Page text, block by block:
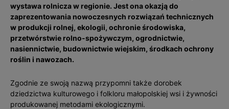
wystawa rolnicza w regionie. Jest ona okazją do
zaprezentowania nowoczesnych rozwiązań technicznych
w produkcji rolnej, ekologii, ochronie środowiska,
przetwórstwie rolno-spożywczym, ogrodnictwie,
nasiennictwie, budownictwie wiejskim, środkach ochrony
roślin i nawozach.
Zgodnie ze swoją nazwą przypomni także dorobek
dziedzictwa kulturowego i folkloru małopolskiej wsi i żywności
produkowanej metodami ekologicznymi.